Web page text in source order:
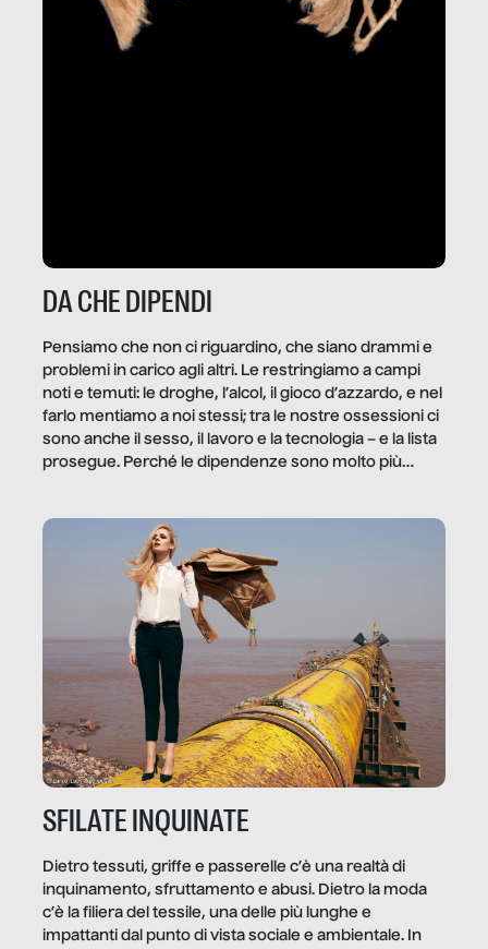
DA CHE DIPENDI
Pensiamo che non ci riguardino, che siano drammi e
problemi in carico agli altri. Le restringiamo a campi
noti e temuti: le droghe, l’alcol, il gioco d’azzardo, e nel
farlo mentiamo a noi stessi; tra le nostre ossessioni ci
sono anche il sesso, il lavoro e la tecnologia – e la lista
prosegue. Perché le dipendenze sono molto più
trae un guadagno. In questo reportage vediamo
quale e come.
SFILATE INQUINATE
Dietro tessuti, griffe e passerelle c’è una realtà di
inquinamento, sfruttamento e abusi. Dietro la moda
c’è la filiera del tessile, una delle più lunghe e
impattanti dal punto di vista sociale e ambientale. In